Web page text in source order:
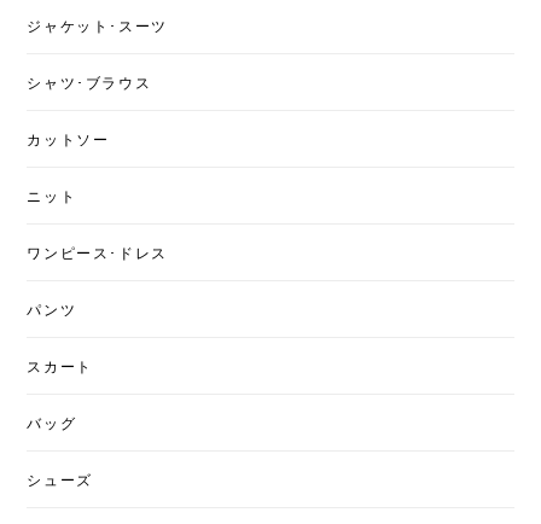
ジャケット･スーツ
シャツ･ブラウス
カットソー
ニット
ワンピース･ドレス
パンツ
スカート
バッグ
シューズ